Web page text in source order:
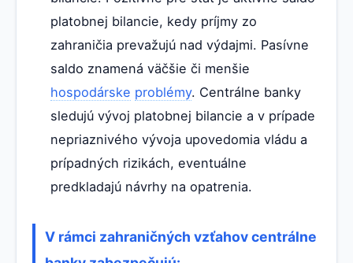
platobnej bilancie, kedy príjmy zo
zahraničia prevažujú nad výdajmi. Pasívne
saldo znamená väčšie či menšie
hospodárske problémy. Centrálne banky
sledujú vývoj platobnej bilancie a v prípade
nepriaznivého vývoja upovedomia vládu a
prípadných rizikách, eventuálne
predkladajú návrhy na opatrenia.
V rámci zahraničných vzťahov centrálne